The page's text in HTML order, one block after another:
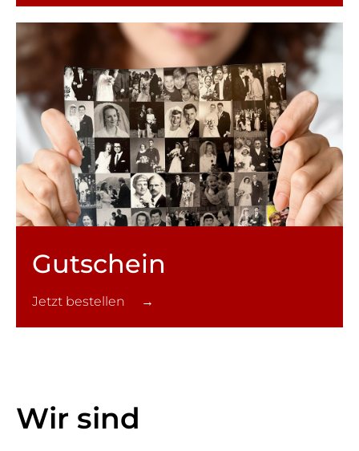
Gutschein
Jetzt bestellen →
Wir sind